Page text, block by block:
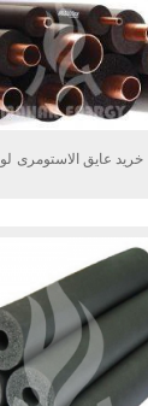
خرید عایق الاستومری